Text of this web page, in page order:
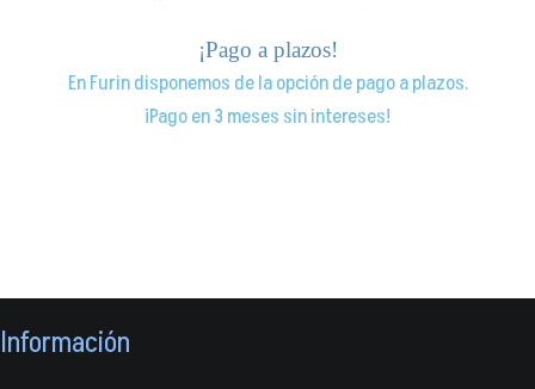
¡Pago a plazos!
En Furin disponemos de la opción de pago a plazos.
¡Pago en 3 meses sin intereses!
Información